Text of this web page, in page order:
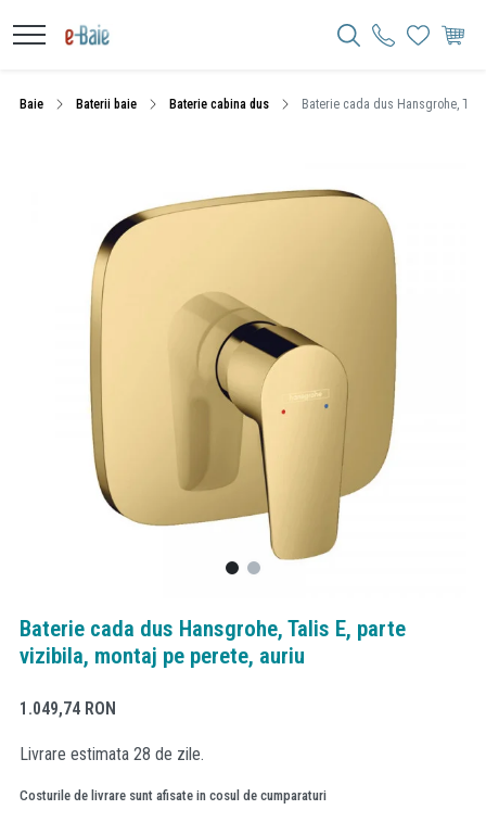
Baie Baterii baie Baterie cabina dus Baterie cada dus Hansgrohe,
Baterie cada dus Hansgrohe, Talis E, parte
vizibila, montaj pe perete, auriu
1.049,74 RON
Livrare estimata 28 de zile.
Costurile de livrare sunt afisate in cosul de cumparaturi